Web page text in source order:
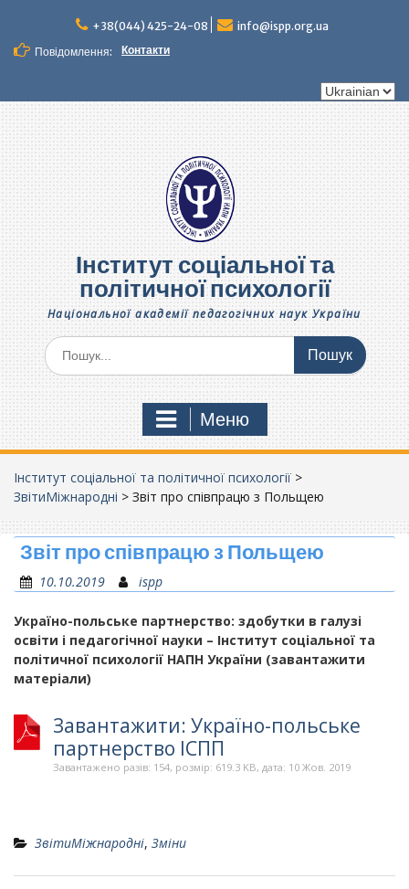
вмісту
+38(044) 425-24-08
info@ispp.org.ua
Повідомлення:
Контакти
Вибрати
Інститут соціальної та
політичної психології
Національної академії педагогічних наук України
Шукати:
Меню
Інститут соціальної та політичної психології >
ЗвітиМіжнародні > Звіт про співпрацю з Польщею
Звіт про співпрацю з Польщею
10.10.2019 ispp
Україно-польське партнерство: здобутки в галузі
освіти і педагогічної науки – Інститут соціальної та
політичної психології НАПН України (завантажити
матеріали)
Завантажити: Україно-польське
партнерство ІСПП
Завантажено разів: 154, розмір: 619.3 KB, дата: 10 Жов. 2019
ЗвітиМіжнародні, Зміни